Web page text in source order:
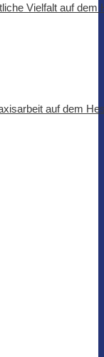
Vielfalt auf dem
auf dem